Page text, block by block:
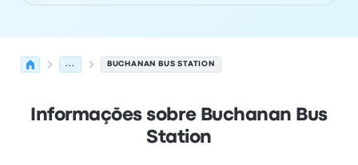
... BUCHANAN BUS STATION
Informações sobre Buchanan Bus
Station